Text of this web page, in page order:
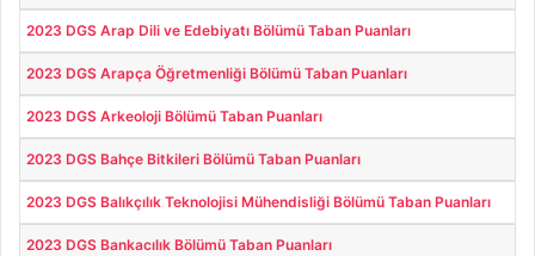
2023 DGS Arap Dili ve Edebiyatı Bölümü Taban Puanları
2023 DGS Arapça Öğretmenliği Bölümü Taban Puanları
2023 DGS Arkeoloji Bölümü Taban Puanları
2023 DGS Bahçe Bitkileri Bölümü Taban Puanları
2023 DGS Balıkçılık Teknolojisi Mühendisliği Bölümü Taban Puanları
2023 DGS Bankacılık Bölümü Taban Puanları